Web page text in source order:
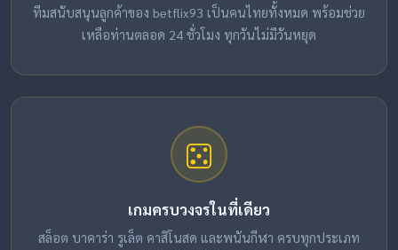
ทีมสนับสนุนลูกค้าของ betflix93 เป็นคนไทยทั้งหมด พร้อมช่วย
เหลือท่านตลอด 24 ชั่วโมง ทุกวันไม่มีวันหยุด
เกมครบวงจรในที่เดียว
สล็อต บาคาร่า รูเล็ต คาสิโนสด และพนันกีฬา ครบทุกประเภท